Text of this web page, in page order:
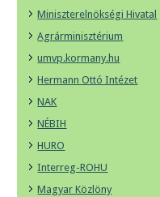
Miniszterelnökségi Hivatal
Agrárminisztérium
umvp.kormany.hu
Hermann Ottó Intézet
NAK
NÉBIH
HURO
Interreg-ROHU
Magyar Közlöny